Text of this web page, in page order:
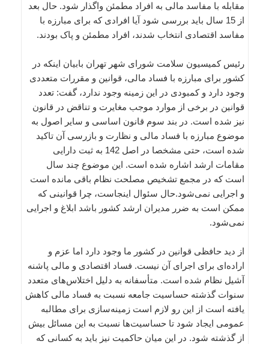
مقابله با مفاسد مالی به افراد مطمئن واگذار شود. حال بعد
از 15 سال باید بررسی شود آیا افرادی که برای مبارزه با
مفاسد اقتصادی انتخاب شدند، افراد مطمئن و پاک بودند.
رئیس کمیسیون سلامت شورای شهر تهران بابیان اینکه در
کشور برای مبارزه با فساد مالی، قوانین و مقررات متعددی
وجود دارد و کمبودی در این زمینه وجود ندارد، گفت: تعدد
قوانین در برخی از موارد موجب مغایرت و تناقض در قانون
نیز شده است. در بند سوم قانون اساسی و سایر اصول به
موضوع مبارزه با فساد مالی و نظارت و بازرسی آن تاکید
شده است، حتی مشخصا در اصل 142 به ثبت دارایی
مقامات ارشد اشاره شده است. این موضوع چند سال
است که در مجمع تشخیص مصلحت نظام باقی مانده است
و اجرایی نمی‌شود.حال سئوال اینجاست، چرا قوانینی که
ممکن است به ضرر مدیران ارشد کشور باشد ابلاغ و اجرایی
نمی‌شود.
از دید حافظی قوانین در کشور ما وجود دارد اما عزم و
اراده‌ای برای اجرای آن نیست. فساد اقتصادی و مالی پاشنه
آشیل نظام شده است. متأسفانه به دلیل اختلاس‌های متعدد
سنوات گذشته حساسیت جامعه نسبت به فساد مالی کاهش
یافته است از این رو لازم است زمینه‌سازی برای مطالبه
عمومی ایجاد شود تا حساسیت‌ها نسبت به این مسائل بیش
از گذشته شود. در این میان حاکمیت نیز باید به کسانی که